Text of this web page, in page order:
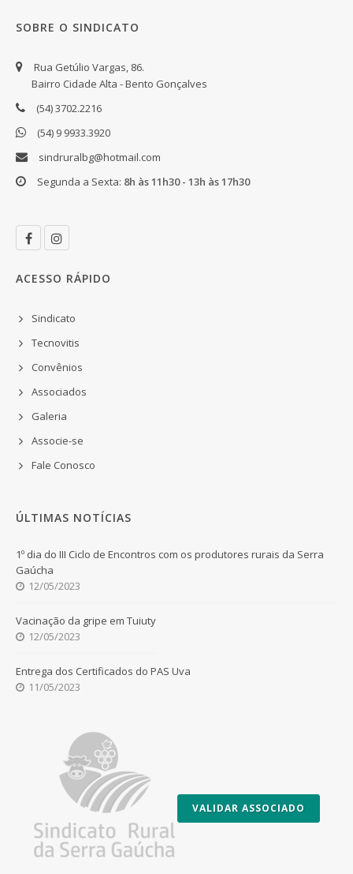
SOBRE O SINDICATO
Rua Getúlio Vargas, 86.
Bairro Cidade Alta - Bento Gonçalves
(54) 3702.2216
(54) 9 9933.3920
sindruralbg@hotmail.com
Segunda a Sexta: 8h às 11h30 - 13h às 17h30
ACESSO RÁPIDO
Sindicato
Tecnovitis
Convênios
Associados
Galeria
Associe-se
Fale Conosco
ÚLTIMAS NOTÍCIAS
1º dia do III Ciclo de Encontros com os produtores rurais da Serra
Gaúcha
12/05/2023
Vacinação da gripe em Tuiuty
12/05/2023
Entrega dos Certificados do PAS Uva
11/05/2023
VALIDAR ASSOCIADO